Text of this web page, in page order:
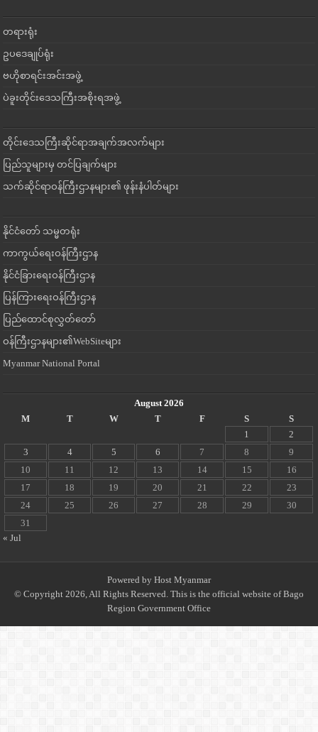
တရားရုံး
ဥပဒေချုပ်ရုံး
ဗဟိုစာရင်းအင်းအဖွဲ့
ပဲခူးတိုင်းဒေသကြီးအစိုးရအဖွဲ့
တိုင်းဒေသကြီးဆိုင်ရာအချက်အလက်များ
ပြည်သူများမှ တင်ပြချက်များ
သက်ဆိုင်ရာဝန်ကြီးဌာနများ၏ ဖုန်းနံပါတ်များ
နိုင်ငံတော် သမ္မတရုံး
ကာကွယ်ရေးဝန်ကြီးဌာန
နိုင်ငံခြားရေးဝန်ကြီးဌာန
ပြန်ကြားရေးဝန်ကြီးဌာန
ပြည်ထောင်စုလွှတ်တော်
ဝန်ကြီးဌာနများ၏WebSiteများ
Myanmar National Portal
August 2026
M
T W T F S
S
1
2
3
4 5 6 7 8
9
10
11 12 13 14 15
16
17
18 19 20 21 22
23
24
25 26 27 28 29
30
31
« Jul
Powered by Host Myanmar
© Copyright 2026, All Rights Reserved. This is the official website of Bago
Region Government Office